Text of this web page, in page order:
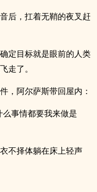
后，扛着无鞘的夜叉赶
定目标就是眼前的人类
走了。
，阿尔萨斯带回屋内：
事情都要我来做是
不择体躺在床上轻声